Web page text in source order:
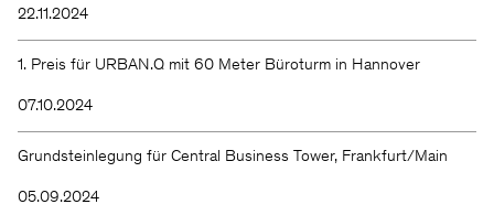
22.11.2024
1. Preis für URBAN.Q mit 60 Meter Büroturm in Hannover
07.10.2024
Grundsteinlegung für Central Business Tower, Frankfurt/Main
05.09.2024